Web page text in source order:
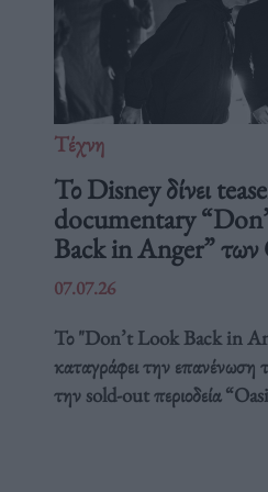
Τέχνη
Το Disney δίνει
documentary
Back in Anger” των
07.07.26
Το "Don’t Look Back in
καταγράφει την επανένωση
την sold-out περιοδεία